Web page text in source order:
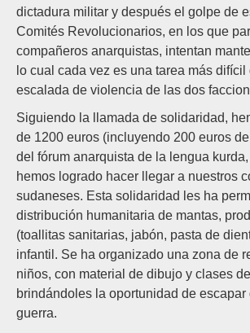
dictadura militar y después el golpe de
Comités Revolucionarios, en los que
compañeros anarquistas, intentan
lo cual cada vez es una tarea más difícil
escalada de violencia de las dos
Siguiendo la llamada de solidaridad,
de 1200 euros (incluyendo 200 euros
del fórum anarquista de la lengua
hemos logrado hacer llegar a nuestros
sudaneses. Esta solidaridad les ha
distribución humanitaria de mantas,
(toallitas sanitarias, jabón, pasta de
infantil. Se ha organizado una zona de
niños, con material de dibujo y clases
brindándoles la oportunidad de escapar
guerra.